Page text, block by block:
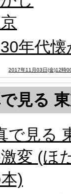
年代
2017年11月03日(金)12時
見る